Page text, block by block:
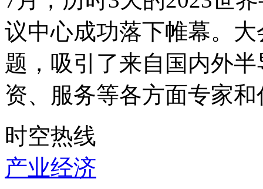
议中心成功落下帷幕。
题，吸引了来自国内外
资、服务等各方面专家
时空热线
产业经济